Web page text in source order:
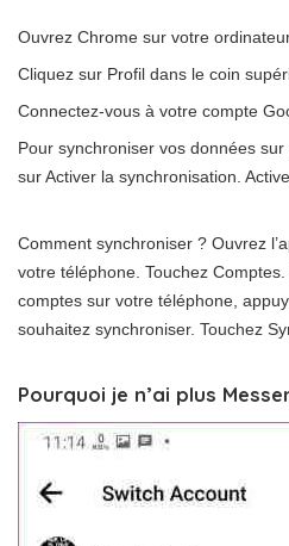
Ouvrez Chrome sur votre
Cliquez sur Profil dans le coin
Connectez-vous à votre compte
Pour synchroniser vos données
sur Activer la synchronisation.
Comment synchroniser ? Ouvrez
votre téléphone. Touchez
comptes sur votre téléphone,
souhaitez synchroniser. Touchez
Pourquoi je n’ai plus